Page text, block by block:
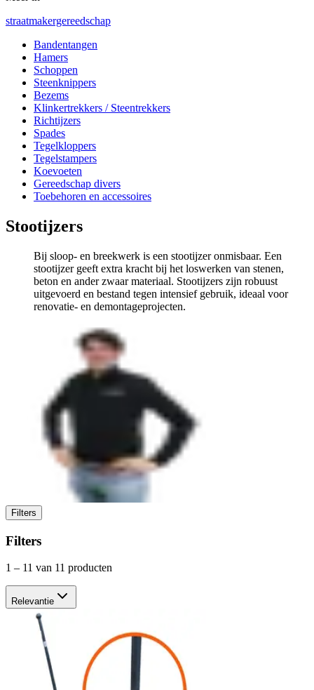
straatmakergereedschap
Bandentangen
Hamers
Schoppen
Steenknippers
Bezems
Klinkertrekkers / Steentrekkers
Richtijzers
Spades
Tegelkloppers
Tegelstampers
Koevoeten
Gereedschap divers
Toebehoren en accessoires
Stootijzers
Bij sloop- en breekwerk is een stootijzer onmisbaar. Een
stootijzer geeft extra kracht bij het loswerken van stenen,
beton en ander zwaar materiaal. Stootijzers zijn robuust
uitgevoerd en bestand tegen intensief gebruik, ideaal voor
renovatie- en demontageprojecten.
Filters
Filters
1 – 11 van 11 producten
Relevantie